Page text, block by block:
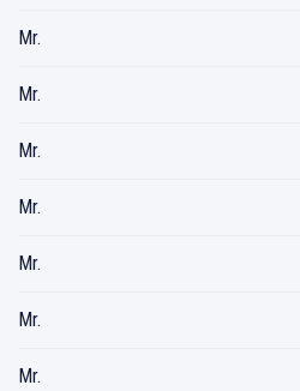
Mr.
Mr.
Mr.
Mr.
Mr.
Mr.
Mr.